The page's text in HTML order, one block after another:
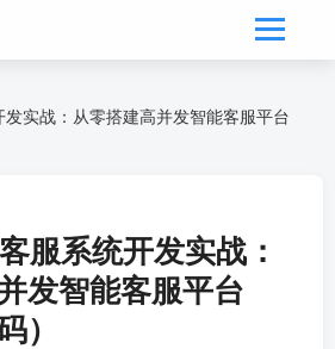
发实战：从零搭建高并发智能客服平台
服系统开发实战：
发智能客服平台
）